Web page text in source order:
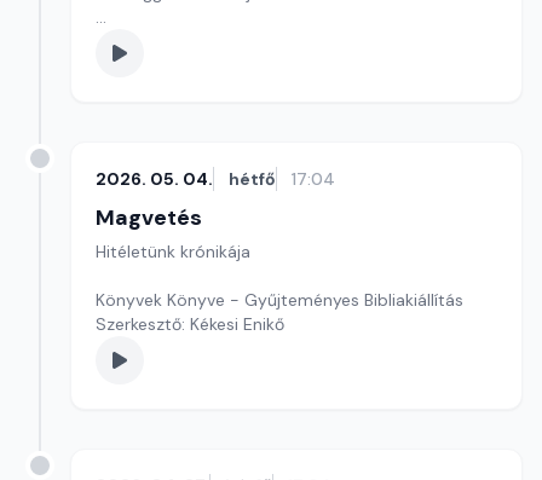
Szerkesztő: Kékesi Enikő
2026. 05. 04. hétfő 17:04
Magvetés
Hitéletünk krónikája
Könyvek Könyve - Gyűjteményes Bibliakiállítás
Szerkesztő: Kékesi Enikő